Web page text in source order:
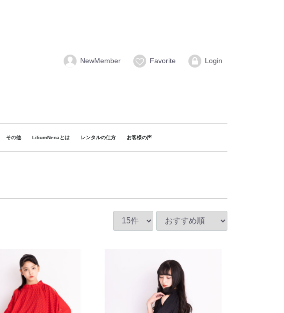
NewMember Favorite Login
その他 LiliumNenaとは レンタルの仕方 お客様の声